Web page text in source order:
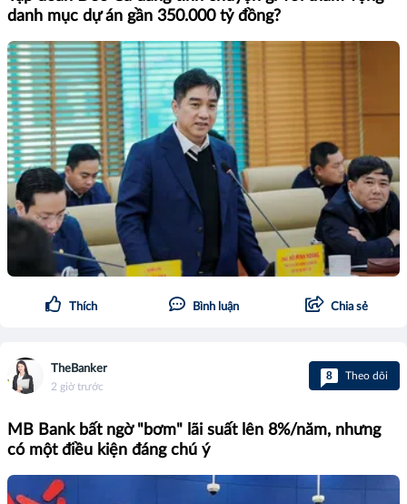
danh mục dự án gần 350.000 tỷ đồng?
Thích Bình luận Chia sẻ
TheBanker
2 giờ trước
8 Theo dõi
MB Bank bất ngờ "bơm" lãi suất lên 8%/năm, nhưng
có một điều kiện đáng chú ý